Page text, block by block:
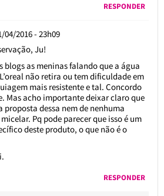
RESPONDER
04/2016 - 23h09
Ju!
blogs as meninas falando que a água
não retira ou tem dificuldade em
mais resistente e tal. Concordo
Mas acho importante deixar claro que
proposta dessa nem de nenhuma
Pq pode parecer que isso é um
deste produto, o que não é o
RESPONDER